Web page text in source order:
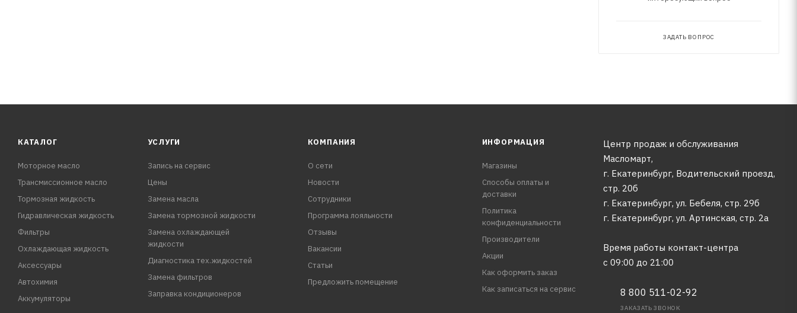
ЗАДАТЬ ВОПРОС
КАТАЛОГ
Моторное масло
Трансмиссионное масло
Тормозная жидкость
Гидравлическая жидкость
Фильтры
Охлаждающая жидкость
Аксессуары
Автохимия
Аккумуляторы
УСЛУГИ
Запись на сервис
Цены
Замена масла
Замена тормозной жидкости
Замена охлаждающей
жидкости
Диагностика тех.жидкостей
Замена фильтров
Заправка кондиционеров
КОМПАНИЯ
О сети
Новости
Сотрудники
Программа лояльности
Отзывы
Вакансии
Статьи
Предложить помещение
ИНФОРМАЦИЯ
Магазины
Способы оплаты и
доставки
Политика
конфиденциальности
Производители
Акции
Как оформить заказ
Как записаться на сервис
Центр продаж и обслуживания
Масломарт,
г. Екатеринбург, Водительский проезд,
стр. 20б
г. Екатеринбург, ул. Бебеля, стр. 29б
г. Екатеринбург, ул. Артинская, стр. 2а
Время работы контакт-центра
с 09:00 до 21:00
8 800 511-02-92
ЗАКАЗАТЬ ЗВОНОК